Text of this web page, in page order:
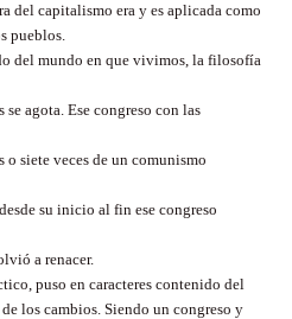
del capitalismo era y es aplicada como
pueblos.
del mundo en que vivimos, la filosofía
agota. Ese congreso con las
o siete veces de un comunismo
su inicio al fin ese congreso
a renacer.
puso en caracteres contenido del
los cambios. Siendo un congreso y